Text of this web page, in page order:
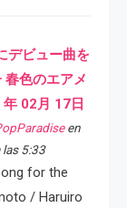
デビュー曲を
春色のエアメ
02月 17日
en
5:33
for the
/ Haruiro